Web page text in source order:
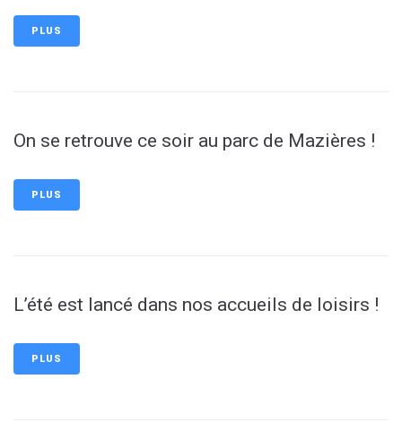
PLUS
On se retrouve ce soir au parc de Mazières !
PLUS
L’été est lancé dans nos accueils de loisirs !
PLUS